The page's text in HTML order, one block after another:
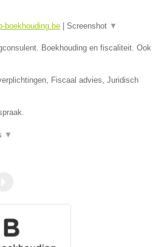
boekhouding.be Screenshot ▼
Boekhouding en fiscaliteit. Ook
Fiscaal advies, Juridisch
▼